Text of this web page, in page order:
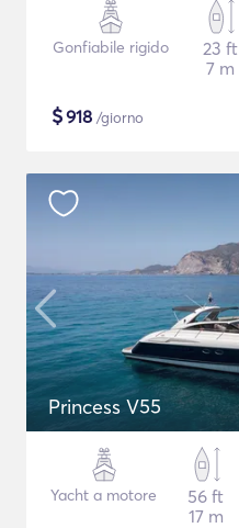
Gonfiabile rigido
23 ft
7 m
$918 /giorno
Princess V55
Yacht a motore
56 ft
17 m